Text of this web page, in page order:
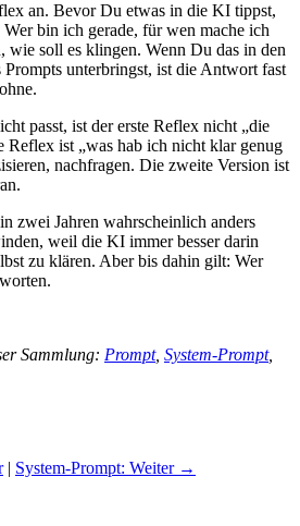
an. Bevor Du etwas in die KI tippst,
bin ich gerade, für wen mache ich
wie soll es klingen. Wenn Du das in den
Prompts unterbringst, ist die Antwort fast
passt, ist der erste Reflex nicht „die
ist „was hab ich nicht klar genug
nachfragen. Die zweite Version ist
zwei Jahren wahrscheinlich anders
weil die KI immer besser darin
zu klären. Aber bis dahin gilt: Wer
Sammlung: Prompt, System-Prompt,
| System-Prompt: Weiter →